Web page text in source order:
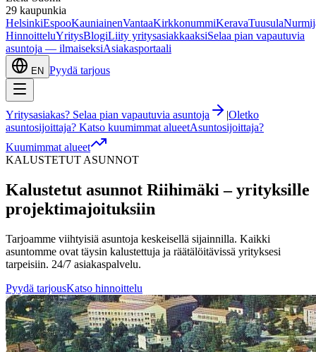
29 kaupunkia
HelsinkiEspooKauniainenVantaaKirkkonummiKeravaTuusula
HinnoitteluYritysBlogiLiity yritysasiakkaaksiSelaa pian vapautuvia
asuntoja — ilmaiseksiAsiakasportaali
EN Pyydä tarjous
Yritysasiakas? Selaa pian vapautuvia asuntoja |Oletko
asuntosijoittaja? Katso kuumimmat alueetAsuntosijoittaja?
Kuumimmat alueet
KALUSTETUT ASUNNOT
Kalustetut asunnot Riihimäki – yrityksille
projektimajoituksiin
Tarjoamme viihtyisiä asuntoja keskeisellä sijainnilla. Kaikki
asuntomme ovat täysin kalustettuja ja räätälöitävissä yrityksesi
tarpeisiin. 24/7 asiakaspalvelu.
Pyydä tarjousKatso hinnoittelu